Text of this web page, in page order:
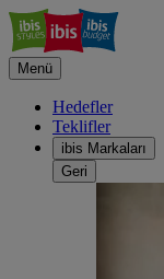
Menü
Hedefler
Teklifler
ibis Markaları
Geri